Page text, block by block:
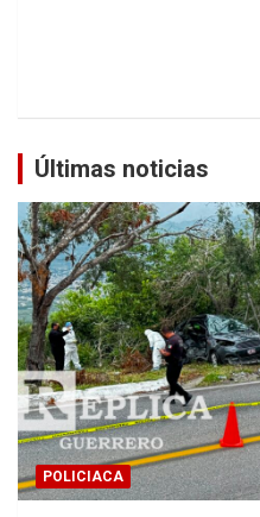
Últimas noticias
POLICIACA